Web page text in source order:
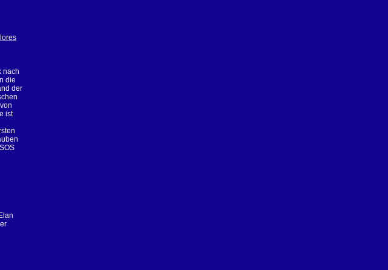
nach
die
der
ist